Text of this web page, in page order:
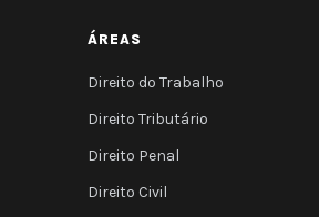
ÁREAS
Direito do Trabalho
Direito Tributário
Direito Penal
Direito Civil